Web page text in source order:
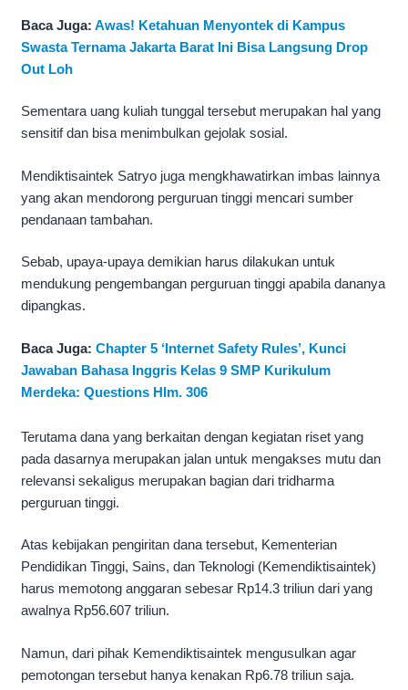
Baca Juga: Awas! Ketahuan Menyontek di Kampus
Swasta Ternama Jakarta Barat Ini Bisa Langsung Drop
Out Loh
Sementara uang kuliah tunggal tersebut merupakan hal yang
sensitif dan bisa menimbulkan gejolak sosial.
Mendiktisaintek Satryo juga mengkhawatirkan imbas lainnya
yang akan mendorong perguruan tinggi mencari sumber
pendanaan tambahan.
Sebab, upaya-upaya demikian harus dilakukan untuk
mendukung pengembangan perguruan tinggi apabila dananya
dipangkas.
Baca Juga: Chapter 5 ‘Internet Safety Rules’, Kunci
Jawaban Bahasa Inggris Kelas 9 SMP Kurikulum
Merdeka: Questions Hlm. 306
Terutama dana yang berkaitan dengan kegiatan riset yang
pada dasarnya merupakan jalan untuk mengakses mutu dan
relevansi sekaligus merupakan bagian dari tridharma
perguruan tinggi.
Atas kebijakan pengiritan dana tersebut, Kementerian
Pendidikan Tinggi, Sains, dan Teknologi (Kemendiktisaintek)
harus memotong anggaran sebesar Rp14.3 triliun dari yang
awalnya Rp56.607 triliun.
Namun, dari pihak Kemendiktisaintek mengusulkan agar
pemotongan tersebut hanya kenakan Rp6.78 triliun saja.